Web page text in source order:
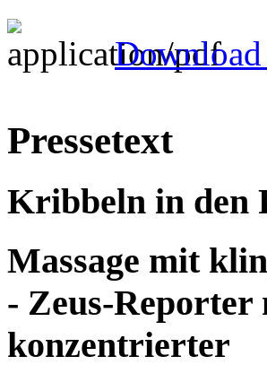
Download
Pressetext
Kribbeln in den
Massage mit
- Zeus-Reporter
konzentrierter